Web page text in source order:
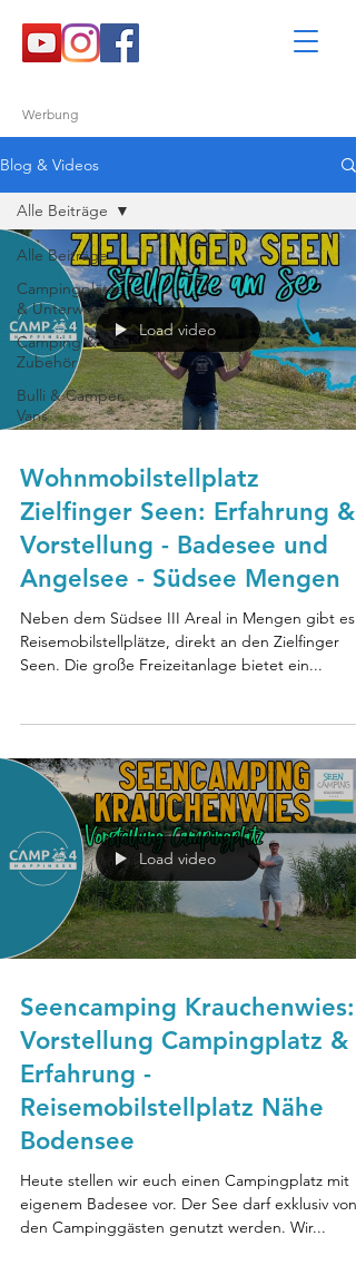
Werbung
Blog & Videos
Alle Beiträge
Campingplätze
& Unterwegs
Camping &
Zubehör
Bulli & Camper
Vans
Alle Beiträge
Load video
Wohnmobilstellplatz
Zielfinger Seen: Erfahrung &
Vorstellung - Badesee und
Angelsee - Südsee Mengen
Neben dem Südsee III Areal in Mengen gibt es
Reisemobilstellplätze, direkt an den Zielfinger
Seen. Die große Freizeitanlage bietet ein...
Load video
Seencamping Krauchenwies:
Vorstellung Campingplatz &
Erfahrung -
Reisemobilstellplatz Nähe
Bodensee
Heute stellen wir euch einen Campingplatz mit
eigenem Badesee vor. Der See darf exklusiv von
den Campinggästen genutzt werden. Wir...